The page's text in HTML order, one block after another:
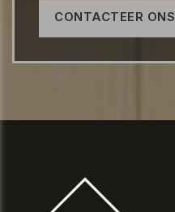
CONTACTEER ONS